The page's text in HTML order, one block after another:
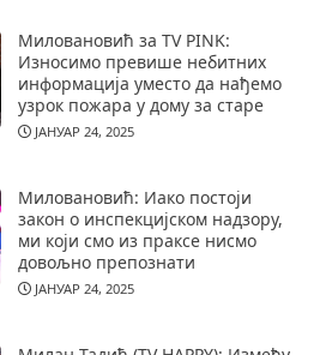
Миловановић за TV PINK:
Износимо превише небитних
информација уместо да нађемо
узрок пожара у дому за старе
ЈАНУАР 24, 2025
Миловановић: Иако постоји
закон о инспекцијском надзору,
ми који смо из праксе нисмо
довољно препознати
ЈАНУАР 24, 2025